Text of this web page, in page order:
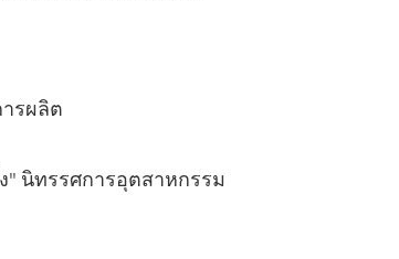
รผลิต
นิทรรศการอุตสาหกรรม